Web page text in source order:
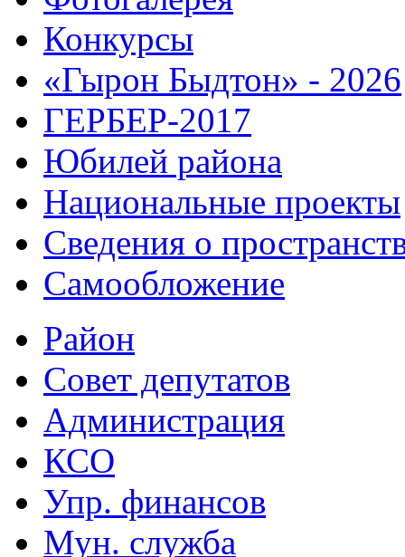
Конкурсы
«Гырон Быдтон» - 2026
ГЕРБЕР-2017
Юбилей района
Национальные проекты
Сведения о
Самообложение
Район
Совет депутатов
Администрация
КСО
Упр. финансов
Мун. служба